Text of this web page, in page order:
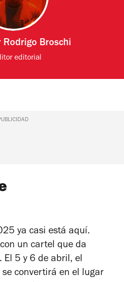
Rodrigo Broschi
editorial
ya casi está aquí.
un cartel que da
El 5 y 6 de abril, el
se convertirá en el lugar